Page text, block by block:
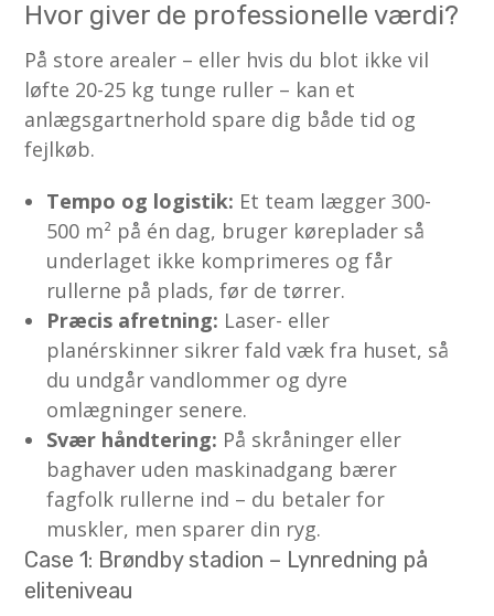
Hvor giver de professionelle værdi?
På store arealer – eller hvis du blot ikke vil
løfte 20-25 kg tunge ruller – kan et
anlægsgartnerhold spare dig både tid og
fejlkøb.
Tempo og logistik: Et team lægger 300-
500 m² på én dag, bruger køreplader så
underlaget ikke komprimeres og får
rullerne på plads, før de tørrer.
Præcis afretning: Laser- eller
planérskinner sikrer fald væk fra huset, så
du undgår vandlommer og dyre
omlægninger senere.
Svær håndtering: På skråninger eller
baghaver uden maskinadgang bærer
fagfolk rullerne ind – du betaler for
muskler, men sparer din ryg.
Case 1: Brøndby stadion – Lynredning på
eliteniveau